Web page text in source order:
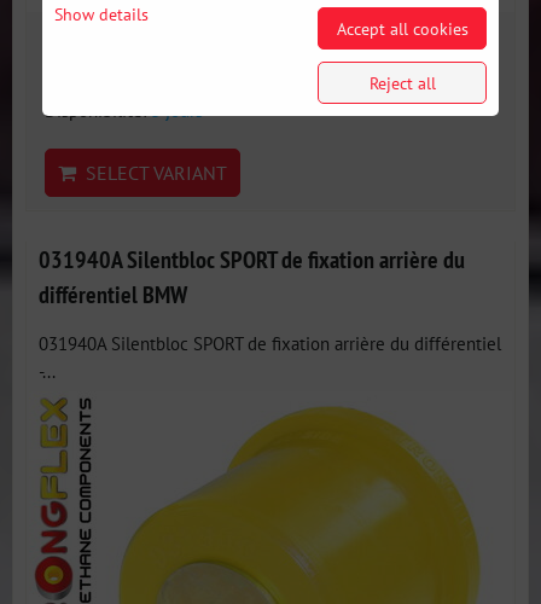
Disponibilité:3 jours
SELECT VARIANT
031940A Silentbloc SPORT de fixation arrière du
différentiel BMW
031940A Silentbloc SPORT de fixation arrière du différentiel
-...
Show details
Accept all cookies
Reject all